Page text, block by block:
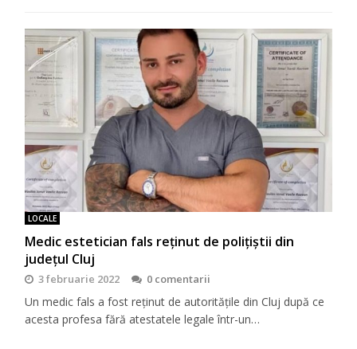
LOCALE
Medic estetician fals reținut de polițiștii din
județul Cluj
3 februarie 2022 0 comentarii
Un medic fals a fost reținut de autoritățile din Cluj după ce
acesta profesa fără atestatele legale într-un…